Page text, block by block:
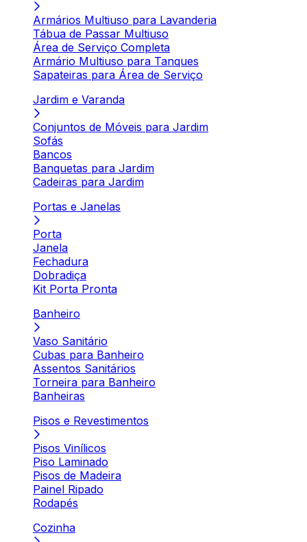
Armários Multiuso para Lavanderia
Tábua de Passar Multiuso
Área de Serviço Completa
Armário Multiuso para Tanques
Sapateiras para Área de Serviço
Jardim e Varanda
Conjuntos de Móveis para Jardim
Sofás
Bancos
Banquetas para Jardim
Cadeiras para Jardim
Portas e Janelas
Porta
Janela
Fechadura
Dobradiça
Kit Porta Pronta
Banheiro
Vaso Sanitário
Cubas para Banheiro
Assentos Sanitários
Torneira para Banheiro
Banheiras
Pisos e Revestimentos
Pisos Vinílicos
Piso Laminado
Pisos de Madeira
Painel Ripado
Rodapés
Cozinha